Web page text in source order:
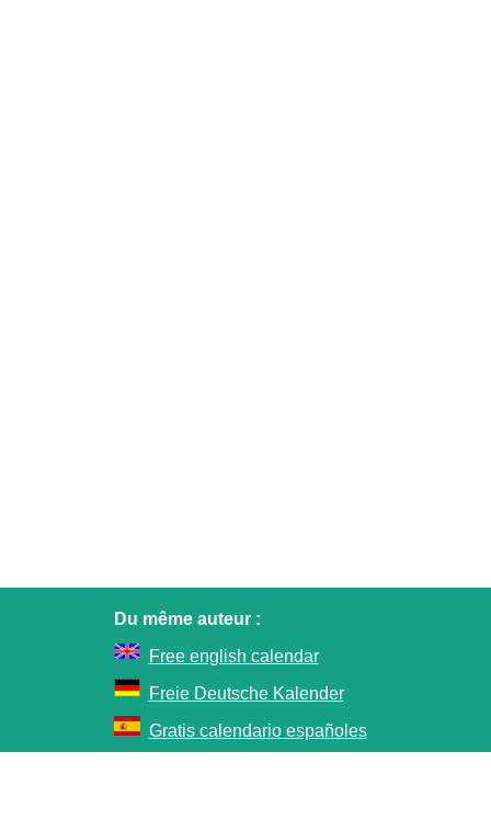
Du même auteur :
Free english calendar
Freie Deutsche Kalender
Gratis calendario españoles